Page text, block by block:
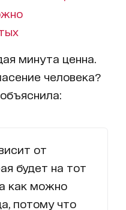
минута ценна.
человека?
от
будет на тот
как можно
потому что